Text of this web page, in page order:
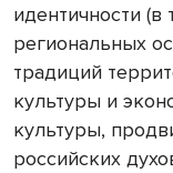
идентичности (в
региональных
традиций
культуры и
культуры,
российских